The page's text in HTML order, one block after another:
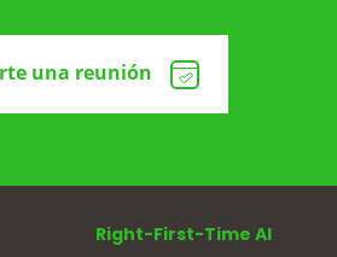
una reunión
Right-First-Time AI